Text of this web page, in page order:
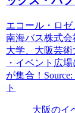
エコール・ロゼ
南海バス株式
大学、大阪芸
・イベント広
が集合！
ト
大阪のイ